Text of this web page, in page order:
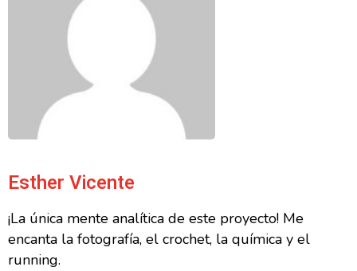
Esther Vicente
¡La única mente analítica de este proyecto! Me
encanta la fotografía, el crochet, la química y el
running.